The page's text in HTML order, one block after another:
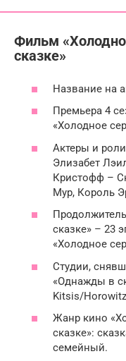
Фильм
сказке»
Название на
Премьера 4
«Холодное
Актеры и
Элизабет
Кристофф –
Мур, Король
сказке» – 23
«Холодное
Студии,
«Однажды в
Kitsis/
Жанр кино
сказке»:
семейный.